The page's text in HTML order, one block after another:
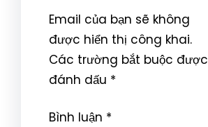
Email của bạn sẽ không
được hiển thị công khai.
Các trường bắt buộc được
đánh dấu *
Bình luận *